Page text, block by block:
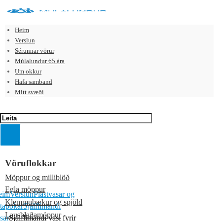
Heim
Verslun
Sérunnar vörur
Múlalundur 65 ára
Um okkur
Hafa samband
Mitt svæði
Vöruflokkar
Möppur og milliblöð
Egla möppur
Klemmubækur og spjöld
Lausblaðamöppur
VerslunPlastvasar og
Sjálflímandi
Sjálflímandi vasi fyrir